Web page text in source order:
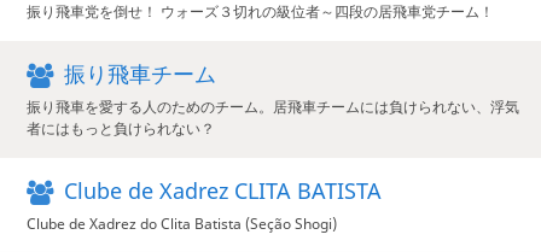
振り飛車党を倒せ！ ウォーズ３切れの級位者～四段の居飛車党チーム！
振り飛車チーム
振り飛車を愛する人のためのチーム。居飛車チームには負けられない、浮気
者にはもっと負けられない？
Clube de Xadrez CLITA BATISTA
Clube de Xadrez do Clita Batista (Seção Shogi)